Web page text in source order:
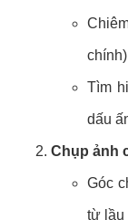
Tìm
dấu
Chụp ảnh
Góc
từ lầu